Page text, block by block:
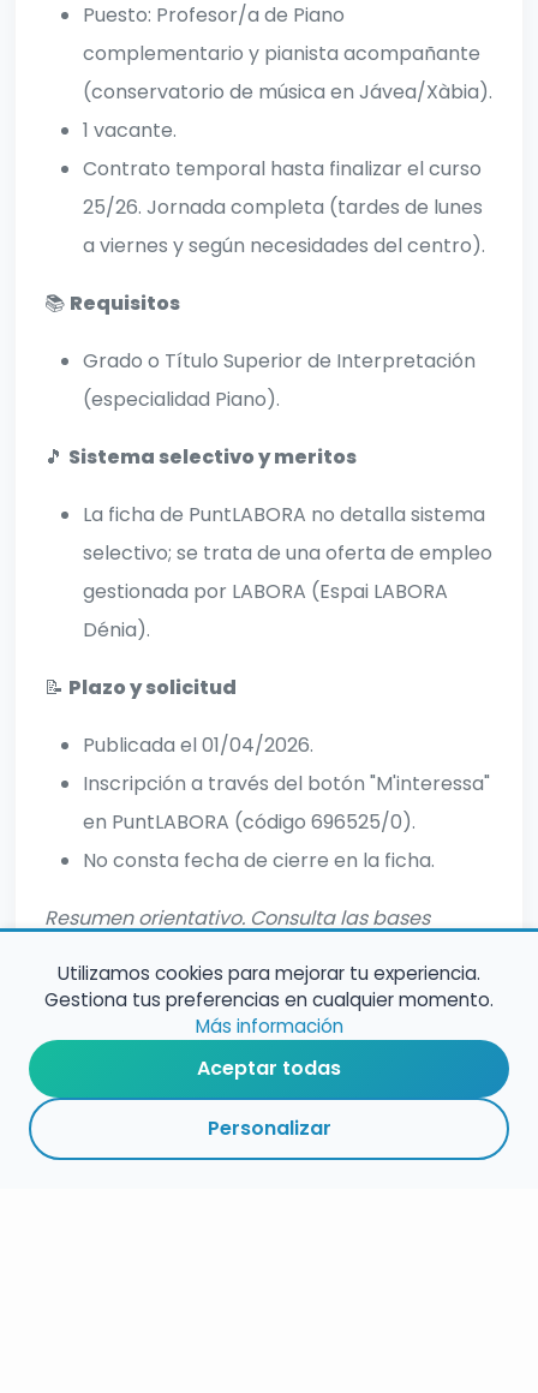
Puesto: Profesor/a de Piano
complementario y pianista acompañante
(conservatorio de música en Jávea/Xàbia).
1 vacante.
Contrato temporal hasta finalizar el curso
25/26. Jornada completa (tardes de lunes
a viernes y según necesidades del centro).
📚 Requisitos
Grado o Título Superior de Interpretación
(especialidad Piano).
🎵 Sistema selectivo y meritos
La ficha de PuntLABORA no detalla sistema
selectivo; se trata de una oferta de empleo
gestionada por LABORA (Espai LABORA
Dénia).
📝 Plazo y solicitud
Publicada el 01/04/2026.
Inscripción a través del botón "M'interessa"
en PuntLABORA (código 696525/0).
No consta fecha de cierre en la ficha.
Resumen orientativo. Consulta las bases
RESUMEN PLAZOS ESPECIALIDAD ENLACES SEGUIR
Utilizamos cookies para mejorar tu experiencia.
Gestiona tus preferencias en cualquier momento.
Más información
Aceptar todas
Personalizar